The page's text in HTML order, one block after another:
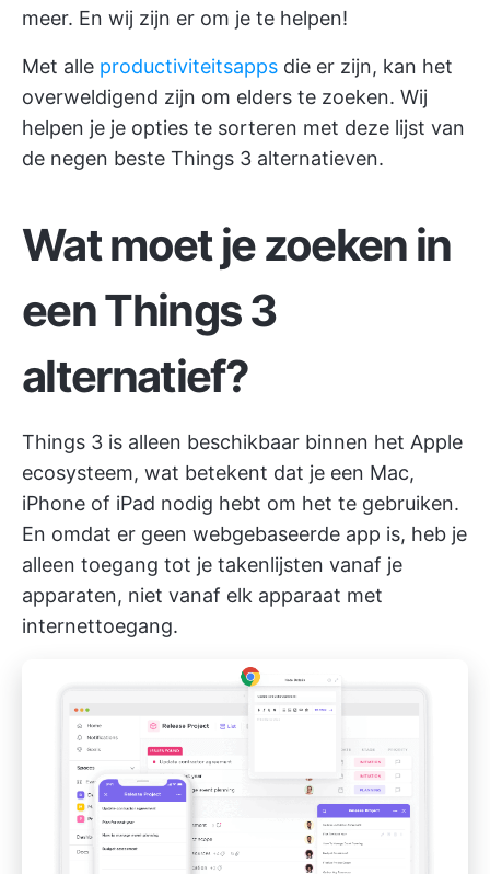
meer. En wij zijn er om je te helpen!
Met alle productiviteitsapps die er zijn, kan het
overweldigend zijn om elders te zoeken. Wij
helpen je je opties te sorteren met deze lijst van
de negen beste Things 3 alternatieven.
Wat moet je zoeken in
een Things 3
alternatief?
Things 3 is alleen beschikbaar binnen het Apple
ecosysteem, wat betekent dat je een Mac,
iPhone of iPad nodig hebt om het te gebruiken.
En omdat er geen webgebaseerde app is, heb je
alleen toegang tot je takenlijsten vanaf je
apparaten, niet vanaf elk apparaat met
internettoegang.